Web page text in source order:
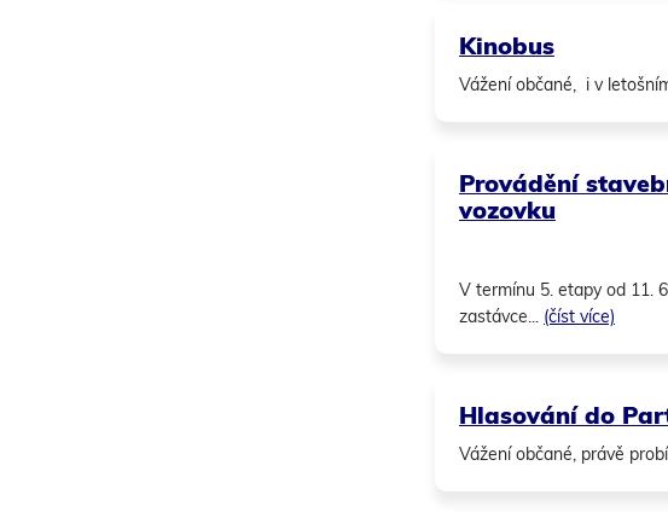
Kinobus
Vážení občané, i v
Provádění
vozovku
V termínu 5. etapy od 11.
zastávce... (číst více)
Hlasování do
Vážení občané, právě